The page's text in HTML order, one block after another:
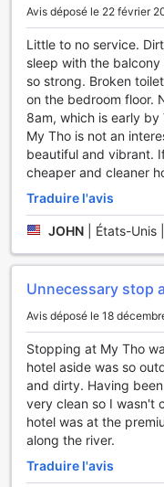
Vous pourrez rester
disponible dans
publics. Que ce soit
partager vos
jamais à vous soucier
voyagent avec des
vous permet de
sécurité, vous offrant
encombre. Enfin, une
disposition, assurant
clients.
Les Installations de
Au Chuong Duong
découvrirez des
votre séjour et
propose une variété
permettent d'explorer
Giang. Que vous
des vergers luxuriants
tours organisés par
totale dans la beauté
vietnamienne.
De plus, le Chuong
spacieux et sécurisé,
Avis déposé le 22 février
Little to no service.
sleep with the
so strong. Broken
on the bedroom floor.
8am, which is early by
My Tho is not an
beautiful and vibrant.
cheaper and cleaner
Traduire l'avis
JOHN États-Unis
Unnecessary stop
Avis déposé le 18
Stopping at My Tho
hotel aside was so
and dirty. Having
very clean so I wasn't
hotel was at the
along the river.
Traduire l'avis